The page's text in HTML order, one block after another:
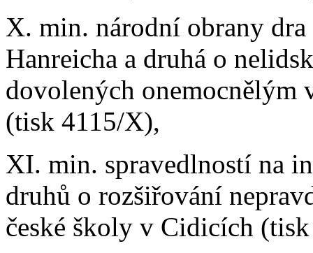
X. min. národní obrany
Hanreicha a druhá o
dovolených onemocnělým
(tisk 4115/X),
XI. min. spravedlností na
druhů o rozšiřování
české školy v Cidicích